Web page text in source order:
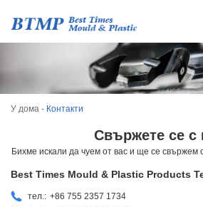
У дома - Контакти
Свържете се с
Бихме искали да чуем от вас и ще се свържем
Best Times Mould & Plastic Products
тел.: +86 755 2357 1734